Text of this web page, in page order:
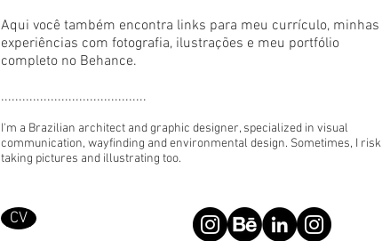
Aqui você também encontra links para meu currículo, minhas
experiências com fotografia, ilustrações e meu portfólio
completo no Behance.
.........................................
I'm a Brazilian architect and graphic designer, specialized in visual
communication, wayfinding and environmental design. Sometimes, I risk
taking pictures and illustrating too.
CV